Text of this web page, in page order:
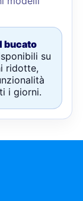
bucato
su
ridotte,
i giorni.